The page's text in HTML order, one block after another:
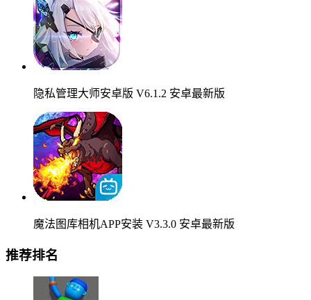
隐私管理大师安卓版 V6.1.2 安卓最新版
魔法图库相机APP安装 V3.3.0 安卓最新版
推荐排名